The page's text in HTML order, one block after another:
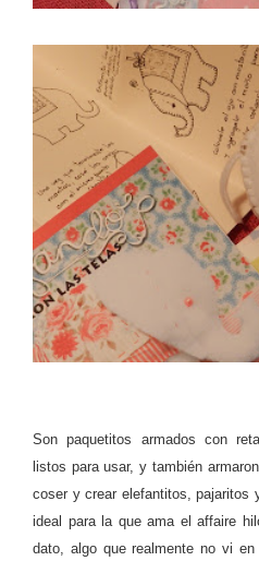
Son paquetitos armados con
listos para usar, y también
coser y crear elefantitos, pajaritos
ideal para la que ama el affaire
dato, algo que realmente no vi